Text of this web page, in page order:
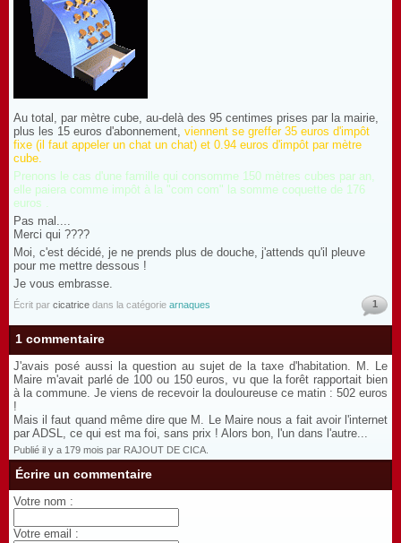
Au total, par mètre cube, au-delà des 95 centimes prises par la mairie,
plus les 15 euros d'abonnement, viennent se greffer 35 euros d'impôt
fixe (il faut appeler un chat un chat) et 0.94 euros d'impôt par mètre
cube.
Prenons le cas d'une famille qui consomme 150 mètres cubes par an,
elle paiera comme impôt à la "com com" la somme coquette de 176
euros .
Pas mal....
Merci qui ????
Moi, c'est décidé, je ne prends plus de douche, j'attends qu'il pleuve
pour me mettre dessous !
Je vous embrasse.
Écrit par cicatrice dans la catégorie arnaques 1
1 commentaire
J'avais posé aussi la question au sujet de la taxe d'habitation. M. Le
Maire m'avait parlé de 100 ou 150 euros, vu que la forêt rapportait bien
à la commune. Je viens de recevoir la douloureuse ce matin : 502 euros
!
Mais il faut quand même dire que M. Le Maire nous a fait avoir l'internet
par ADSL, ce qui est ma foi, sans prix ! Alors bon, l'un dans l'autre...
Publié il y a 179 mois par RAJOUT DE CICA.
Écrire un commentaire
Votre nom :
Votre email :